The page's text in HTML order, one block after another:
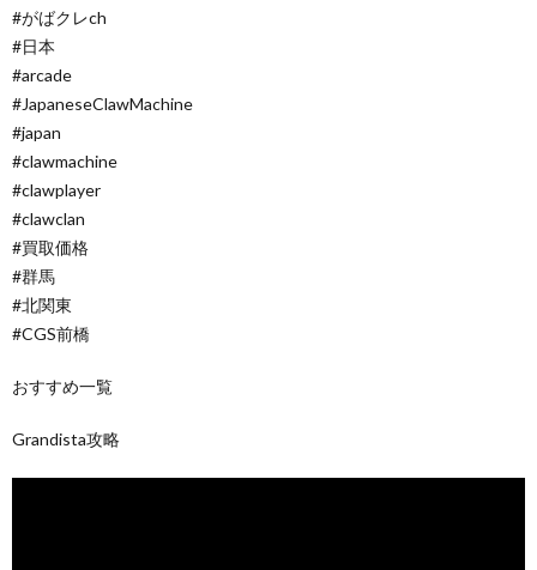
#がばクレch
#日本
#arcade
#JapaneseClawMachine
#japan
#clawmachine
#clawplayer
#clawclan
#買取価格
#群馬
#北関東
#CGS前橋
おすすめ一覧
Grandista攻略